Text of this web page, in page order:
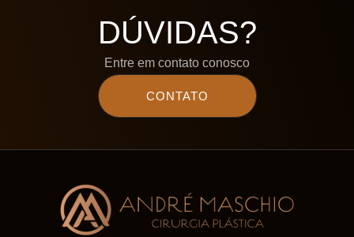
DÚVIDAS?
Entre em contato conosco
CONTATO